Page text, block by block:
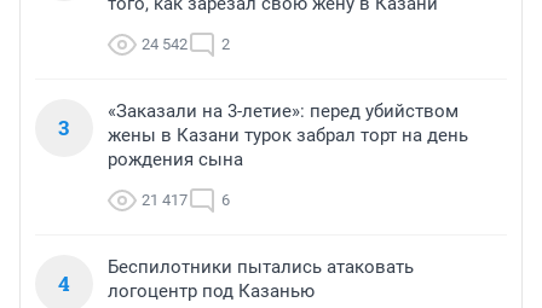
24 542 2
3
«Заказали на 3-летие»: перед убийством
жены в Казани турок забрал торт на день
рождения сына
21 417 6
4
Беспилотники пытались атаковать
логоцентр под Казанью